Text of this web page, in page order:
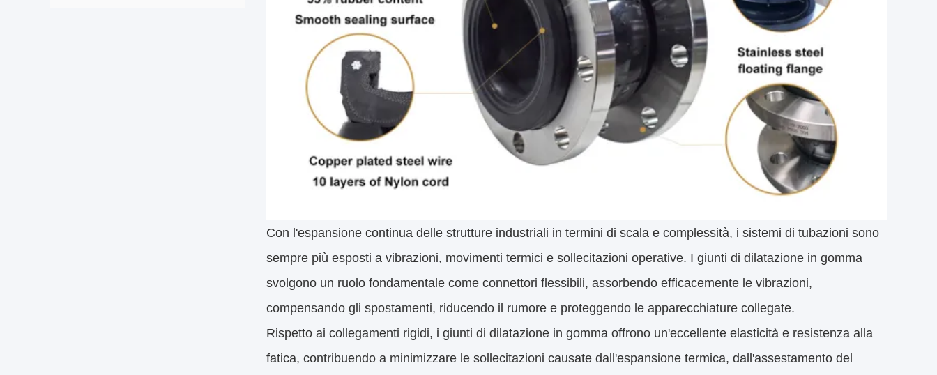
Con l'espansione continua delle strutture industriali in termini di scala e complessità, i sistemi di tubazioni sono
sempre più esposti a vibrazioni, movimenti termici e sollecitazioni operative. I giunti di dilatazione in gomma
svolgono un ruolo fondamentale come connettori flessibili, assorbendo efficacemente le vibrazioni,
compensando gli spostamenti, riducendo il rumore e proteggendo le apparecchiature collegate.
Rispetto ai collegamenti rigidi, i giunti di dilatazione in gomma offrono un'eccellente elasticità e resistenza alla
fatica, contribuendo a minimizzare le sollecitazioni causate dall'espansione termica, dall'assestamento del